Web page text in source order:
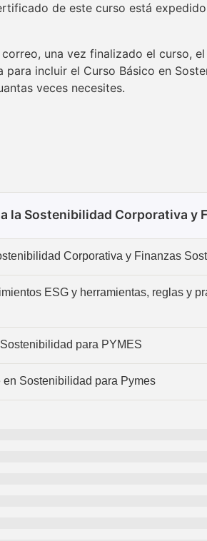
de este curso está
correo, una vez finalizado el curso,
incluir el Curso Básico en
veces necesites.
la Sostenibilidad Corporativa y
Corporativa y Finanzas
ESG y herramientas, reglas y
para PYMES
Sostenibilidad para Pymes